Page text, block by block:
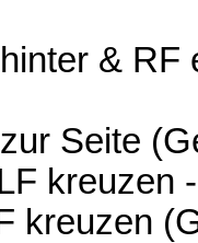
& RF
Seite
kreuzen
kreuzen